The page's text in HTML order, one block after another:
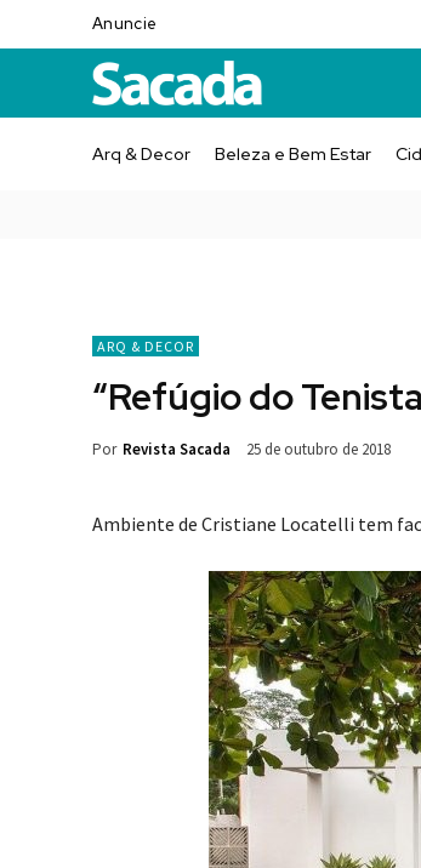
Anuncie
Arq & Decor Beleza e Bem Estar
ARQ & DECOR
“Refúgio do
Por Revista Sacada 25 de outubro de 2018
Ambiente de Cristiane Locatelli tem